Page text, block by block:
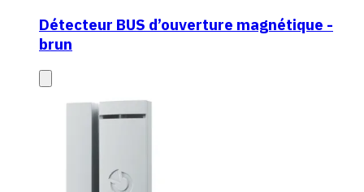
Détecteur BUS d’ouverture magnétique -
brun